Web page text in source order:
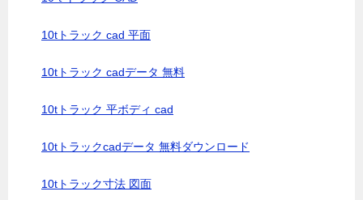
10tトラック cad 平面
10tトラック cadデータ 無料
10tトラック 平ボディ cad
10tトラックcadデータ 無料ダウンロード
10tトラック寸法 図面